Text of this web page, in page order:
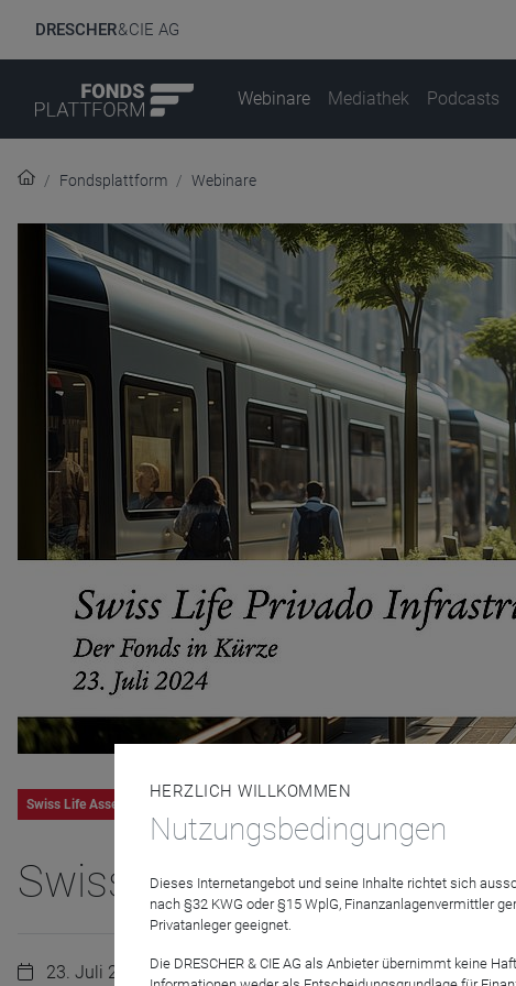
DRESCHER& CIE AG
Webinare Mediathek Podcasts
Fondsplattform Webinare
Swiss Life Asset Managers
Swiss Life Privado
23. Juli 2024 | 14:00 Uhr
HERZLICH WILLKOMMEN
Nutzungsbedingungen
Dieses Internetangebot und seine Inhalte richtet sich
nach §32 KWG oder §15 WplG, Finanzanlagenvermittler
Privatanleger geeignet.
Die DRESCHER & CIE AG als Anbieter übernimmt keine